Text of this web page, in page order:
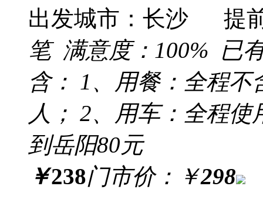
出发城市：长沙 提
笔 满意度： 100% 已
含： 1、用餐：全程
人； 2、用车：全程
到岳阳80元
￥238门市价： ￥298